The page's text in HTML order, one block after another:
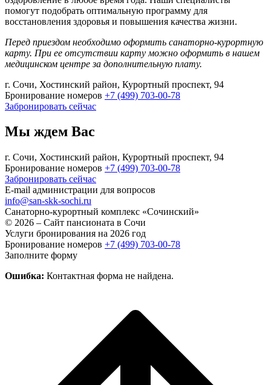
помогут подобрать оптимальную программу для
восстановления здоровья и повышения качества жизни.
Перед приездом необходимо оформить санаторно-курортную
карту. При ее отсутствии карту можно оформить в нашем
медицинском центре за дополнительную плату.
г. Сочи, Хостинский район, Курортный проспект, 94
Бронирование номеров +7 (499) 703-00-78
Забронировать сейчас
Мы ждем Вас
г. Сочи, Хостинский район, Курортный проспект, 94
Бронирование номеров +7 (499) 703-00-78
Забронировать сейчас
E-mail администрации для вопросов
info@san-skk-sochi.ru
Санаторно-курортный комплекс «Сочинский»
© 2026 – Сайт пансионата в Сочи
Услуги бронирования на 2026 год
Бронирование номеров +7 (499) 703-00-78
Заполните форму
Ошибка: Контактная форма не найдена.